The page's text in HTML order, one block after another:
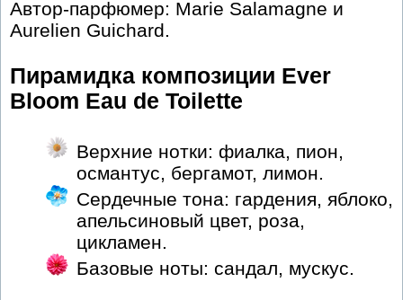
Автор-парфюмер: Marie Salamagne и
Aurelien Guichard.
Пирамидка композиции Ever
Bloom Eau de Toilette
Верхние нотки: фиалка, пион,
османтус, бергамот, лимон.
Сердечные тона: гардения, яблоко,
апельсиновый цвет, роза,
цикламен.
Базовые ноты: сандал, мускус.